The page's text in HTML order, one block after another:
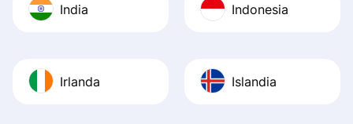
India Indonesia
Irlanda Islandia